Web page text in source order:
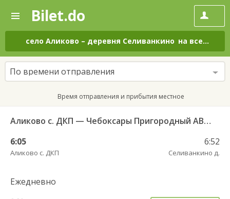
—
Поиск
и
покупка
билетов
на
автобус
онлайн
Bilet.do
село Аликово – деревня Селиванкино на все дни
По времени отправления
Время отправления и прибытия местное
Аликово с. ДКП — Чебоксары Пригородный АВ 520
6:05
Аликово с. ДКП
6:52
Селиванкино д.
Ежедневно